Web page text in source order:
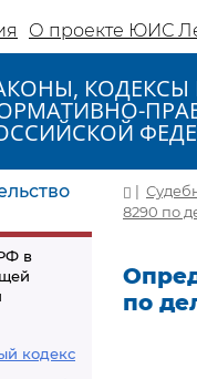
О проекте ЮИС
КОДЕКСЫ
в
кодекс
|
8290 по
по